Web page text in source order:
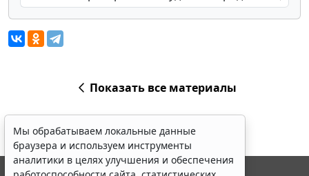
Показать все материалы
Мы обрабатываем локальные данные
браузера и используем инструменты
аналитики в целях улучшения и обеспечения